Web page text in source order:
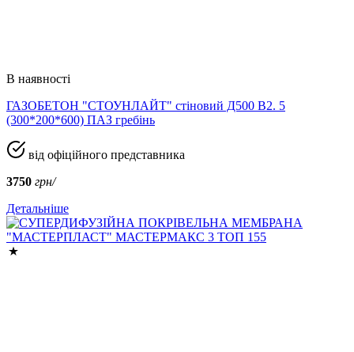
В наявності
ГАЗОБЕТОН "СТОУНЛАЙТ" стіновий Д500 В2. 5
(300*200*600) ПАЗ гребінь
від офіційного представника
3750 грн/
Детальніше